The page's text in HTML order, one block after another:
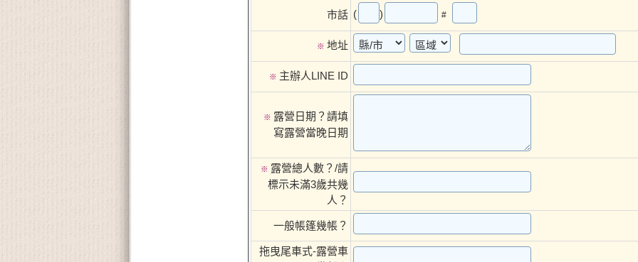
市話 ( ) #
※ 地址
※ 主辦人LINE ID
※ 露營日期？請填
寫露營當晚日期
※ 露營總人數？/請
標示未滿3歲共幾
人？
一般帳篷幾帳？
拖曳尾車式-露營車